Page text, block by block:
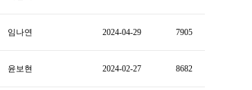
임나연 2024-04-29 7905
윤보현 2024-02-27 8682